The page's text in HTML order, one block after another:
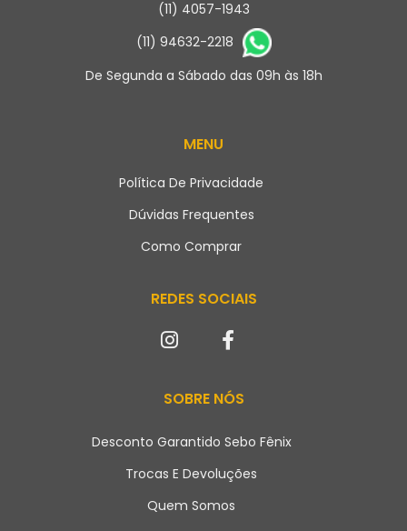
(11) 4057-1943
(11) 94632-2218
De Segunda a Sábado das 09h às 18h
MENU
Política De Privacidade
Dúvidas Frequentes
Como Comprar
REDES SOCIAIS
SOBRE NÓS
Desconto Garantido Sebo Fênix
Trocas E Devoluções
Quem Somos